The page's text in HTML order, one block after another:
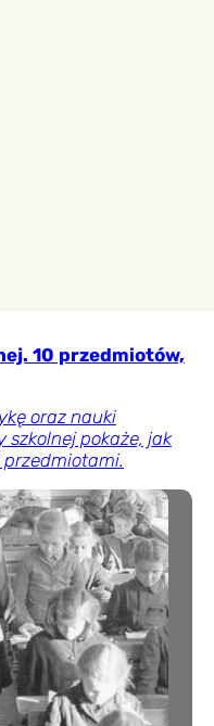
10 przedmiotów,
oraz nauki
szkolnej pokaże, jak
przedmiotami.